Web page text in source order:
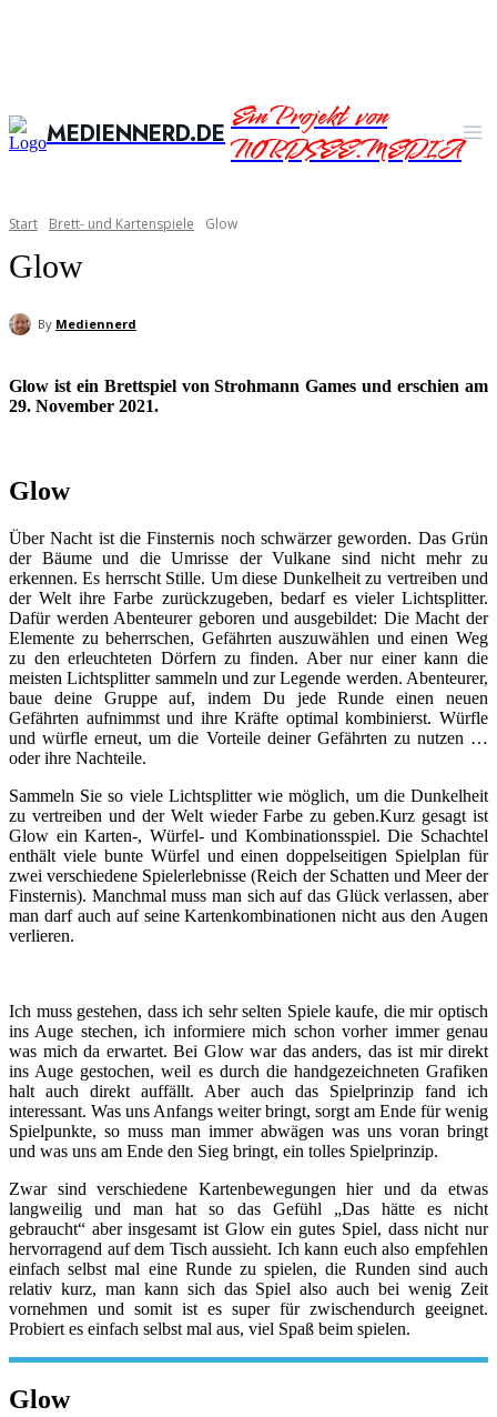
MEDIENNERD.DEEin Projekt von
NORDSEE.MEDIA
Start Brett- und Kartenspiele Glow
Glow
By Mediennerd
Glow ist ein Brettspiel von Strohmann Games und erschien am
29. November 2021.
Glow
Über Nacht ist die Finsternis noch schwärzer geworden. Das Grün
der Bäume und die Umrisse der Vulkane sind nicht mehr zu
erkennen. Es herrscht Stille. Um diese Dunkelheit zu vertreiben und
der Welt ihre Farbe zurückzugeben, bedarf es vieler Lichtsplitter.
Dafür werden Abenteurer geboren und ausgebildet: Die Macht der
Elemente zu beherrschen, Gefährten auszuwählen und einen Weg
zu den erleuchteten Dörfern zu finden. Aber nur einer kann die
meisten Lichtsplitter sammeln und zur Legende werden. Abenteurer,
baue deine Gruppe auf, indem Du jede Runde einen neuen
Gefährten aufnimmst und ihre Kräfte optimal kombinierst. Würfle
und würfle erneut, um die Vorteile deiner Gefährten zu nutzen …
oder ihre Nachteile.
Sammeln Sie so viele Lichtsplitter wie möglich, um die Dunkelheit
zu vertreiben und der Welt wieder Farbe zu geben.Kurz gesagt ist
Glow ein Karten-, Würfel- und Kombinationsspiel. Die Schachtel
enthält viele bunte Würfel und einen doppelseitigen Spielplan für
zwei verschiedene Spielerlebnisse (Reich der Schatten und Meer der
Finsternis). Manchmal muss man sich auf das Glück verlassen, aber
man darf auch auf seine Kartenkombinationen nicht aus den Augen
verlieren.
Ich muss gestehen, dass ich sehr selten Spiele kaufe, die mir optisch
ins Auge stechen, ich informiere mich schon vorher immer genau
was mich da erwartet. Bei Glow war das anders, das ist mir direkt
ins Auge gestochen, weil es durch die handgezeichneten Grafiken
halt auch direkt auffällt. Aber auch das Spielprinzip fand ich
interessant. Was uns Anfangs weiter bringt, sorgt am Ende für wenig
Spielpunkte, so muss man immer abwägen was uns voran bringt
und was uns am Ende den Sieg bringt, ein tolles Spielprinzip.
Zwar sind verschiedene Kartenbewegungen hier und da etwas
langweilig und man hat so das Gefühl „Das hätte es nicht
gebraucht“ aber insgesamt ist Glow ein gutes Spiel, dass nicht nur
hervorragend auf dem Tisch aussieht. Ich kann euch also empfehlen
einfach selbst mal eine Runde zu spielen, die Runden sind auch
relativ kurz, man kann sich das Spiel also auch bei wenig Zeit
vornehmen und somit ist es super für zwischendurch geeignet.
Probiert es einfach selbst mal aus, viel Spaß beim spielen.
Glow